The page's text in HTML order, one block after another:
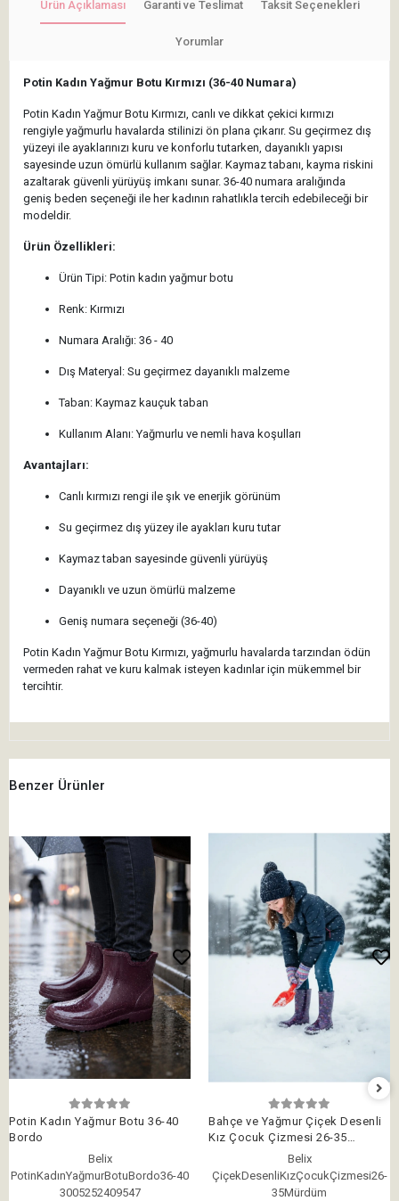
Ürün Açıklaması Garanti ve Teslimat Taksit Seçenekleri
Yorumlar
Potin Kadın Yağmur Botu Kırmızı (36-40 Numara)
Potin Kadın Yağmur Botu Kırmızı, canlı ve dikkat çekici kırmızı
rengiyle yağmurlu havalarda stilinizi ön plana çıkarır. Su geçirmez dış
yüzeyi ile ayaklarınızı kuru ve konforlu tutarken, dayanıklı yapısı
sayesinde uzun ömürlü kullanım sağlar. Kaymaz tabanı, kayma riskini
azaltarak güvenli yürüyüş imkanı sunar. 36-40 numara aralığında
geniş beden seçeneği ile her kadının rahatlıkla tercih edebileceği bir
modeldir.
Ürün Özellikleri:
Ürün Tipi: Potin kadın yağmur botu
Renk: Kırmızı
Numara Aralığı: 36 - 40
Dış Materyal: Su geçirmez dayanıklı malzeme
Taban: Kaymaz kauçuk taban
Kullanım Alanı: Yağmurlu ve nemli hava koşulları
Avantajları:
Canlı kırmızı rengi ile şık ve enerjik görünüm
Su geçirmez dış yüzey ile ayakları kuru tutar
Kaymaz taban sayesinde güvenli yürüyüş
Dayanıklı ve uzun ömürlü malzeme
Geniş numara seçeneği (36-40)
Potin Kadın Yağmur Botu Kırmızı, yağmurlu havalarda tarzından ödün
vermeden rahat ve kuru kalmak isteyen kadınlar için mükemmel bir
tercihtir.
Benzer Ürünler
Potin Kadın Yağmur Botu 36-40
Bordo
Belix
PotinKadınYağmurBotuBordo36-40
3005252409547
Bahçe ve Yağmur Çiçek Desenli
Kız Çocuk Çizmesi 26-35
Belix
ÇiçekDesenliKızÇocukÇizmesi26-
35Mürdüm